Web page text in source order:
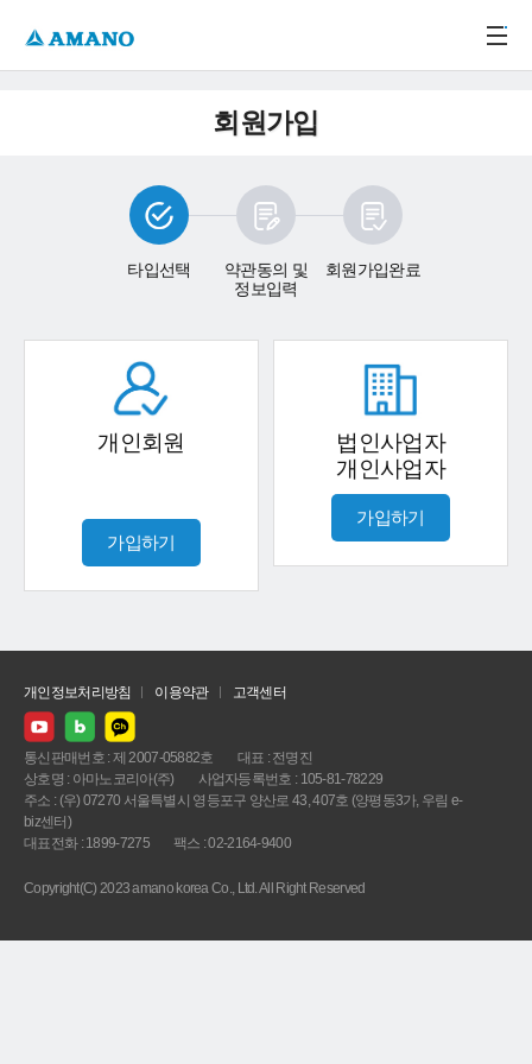
회원가입
타입선택
약관동의 및
정보입력
회원가입완료
개인회원
가입하기
법인사업자
개인사업자
가입하기
개인정보처리방침 이용약관 고객센터
통신판매번호 : 제 2007-05882호
대표 : 전명진
상호명 : 아마노코리아(주)
사업자등록번호 : 105-81-78229
주소 : (우) 07270 서울특별시 영등포구 양산로 43, 407호 (양평동3가, 우림 e-
biz센터)
대표전화 : 1899-7275
팩스 : 02-2164-9400
Copyright(C) 2023 amano korea Co., Ltd. All Right Reserved